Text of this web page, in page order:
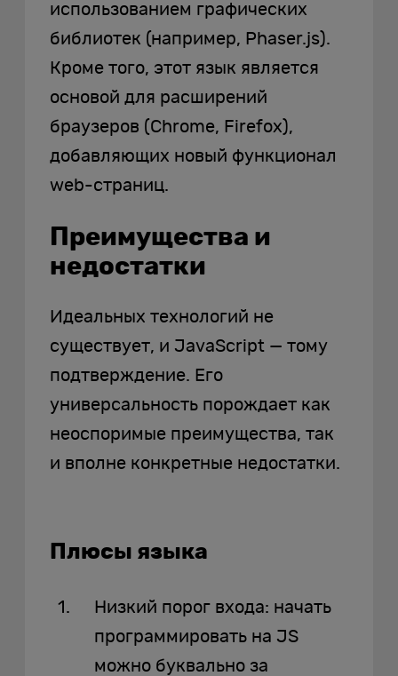
использованием графических
библиотек (например, Phaser.js).
Кроме того, этот язык является
основой для расширений
браузеров (Chrome, Firefox),
добавляющих новый функционал
web-страниц.
Преимущества и
недостатки
Идеальных технологий не
существует, и JavaScript — тому
подтверждение. Его
универсальность порождает как
неоспоримые преимущества, так
и вполне конкретные недостатки.
Плюсы языка
Низкий порог входа: начать
программировать на JS
можно буквально за